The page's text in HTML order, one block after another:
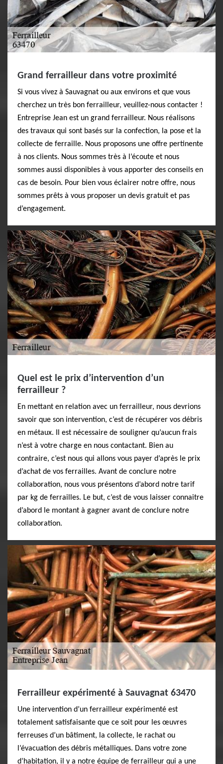
Grand ferrailleur dans votre proximité
Si vous vivez à Sauvagnat ou aux environs et que vous
cherchez un très bon ferrailleur, veuillez-nous contacter !
Entreprise Jean est un grand ferrailleur. Nous réalisons
des travaux qui sont basés sur la confection, la pose et la
collecte de ferraille. Nous proposons une offre pertinente
à nos clients. Nous sommes très à l’écoute et nous
sommes aussi disponibles à vous apporter des conseils en
cas de besoin. Pour bien vous éclairer notre offre, nous
sommes prêts à vous proposer un devis gratuit et pas
d’engagement.
Quel est le prix d’intervention d’un
ferrailleur ?
En mettant en relation avec un ferrailleur, nous devrions
savoir que son intervention, c’est de récupérer vos débris
en métaux. Il est nécessaire de souligner qu’aucun frais
n’est à votre charge en nous contactant. Bien au
contraire, c’est nous qui allons vous payer d’après le prix
d’achat de vos ferrailles. Avant de conclure notre
collaboration, nous vous présentons d’abord notre tarif
par kg de ferrailles. Le but, c’est de vous laisser connaitre
d’abord le montant à gagner avant de conclure notre
collaboration.
Ferrailleur expérimenté à Sauvagnat 63470
Une intervention d’un ferrailleur expérimenté est
totalement satisfaisante que ce soit pour les œuvres
ferreuses d’un bâtiment, la collecte, le rachat ou
l’évacuation des débris métalliques. Dans votre zone
d’habitation, il y a notre équipe de ferrailleur qui a une